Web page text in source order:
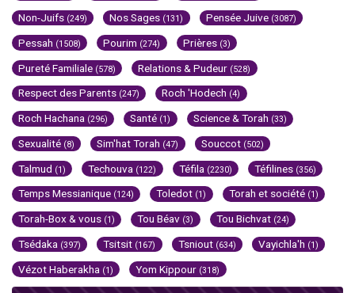
Non-Juifs (249) Nos Sages (131) Pensée Juive (3087)
Pessah (1508) Pourim (274) Prières (3)
Pureté Familiale (578) Relations & Pudeur (528)
Respect des Parents (247) Roch 'Hodech (4)
Roch Hachana (296) Santé (1) Science & Torah (33)
Sexualité (8) Sim'hat Torah (47) Souccot (502)
Talmud (1) Techouva (122) Téfila (2230) Téfilines (356)
Temps Messianique (124) Toledot (1) Torah et société (1)
Torah-Box & vous (1) Tou Béav (3) Tou Bichvat (24)
Tsédaka (397) Tsitsit (167) Tsniout (634) Vayichla'h (1)
Vézot Haberakha (1) Yom Kippour (318)